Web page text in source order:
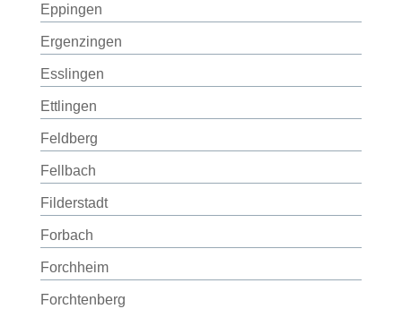
Eppingen
Ergenzingen
Esslingen
Ettlingen
Feldberg
Fellbach
Filderstadt
Forbach
Forchheim
Forchtenberg